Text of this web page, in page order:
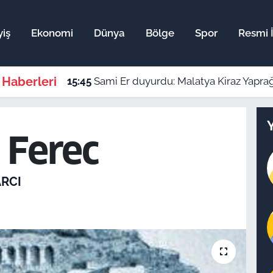
Ekonomi Dünya Bölge Spor Resmi
Haberleri 15:45 Sami Er duyurdu: Malatya Kiraz